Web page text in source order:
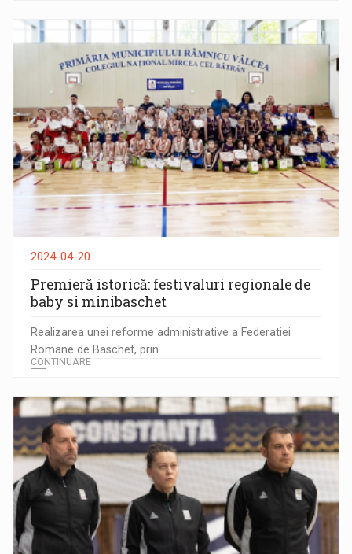
2024-04-20
Premieră istorică: festivaluri regionale de
baby si minibaschet
Realizarea unei reforme administrative a Federatiei
Romane de Baschet, prin ...
CONTINUARE